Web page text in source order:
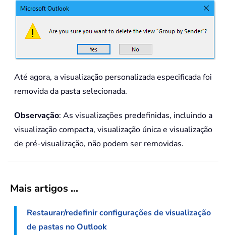
Até agora, a visualização personalizada especificada foi
removida da pasta selecionada.
Observação: As visualizações predefinidas, incluindo a
visualização compacta, visualização única e visualização
de pré-visualização, não podem ser removidas.
Mais artigos ...
Restaurar/redefinir configurações de visualização
de pastas no Outlook